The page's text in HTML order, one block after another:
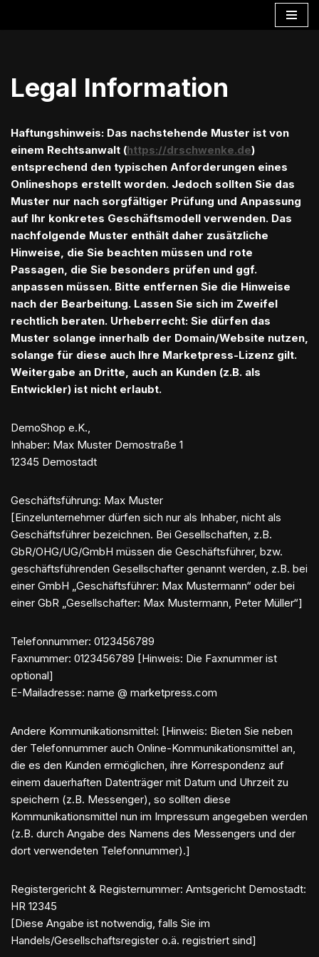
Legal Information
Haftungshinweis: Das nachstehende Muster ist von
einem Rechtsanwalt (https://drschwenke.de)
entsprechend den typischen Anforderungen eines
Onlineshops erstellt worden. Jedoch sollten Sie das
Muster nur nach sorgfältiger Prüfung und Anpassung
auf Ihr konkretes Geschäftsmodell verwenden. Das
nachfolgende Muster enthält daher zusätzliche
Hinweise, die Sie beachten müssen und rote
Passagen, die Sie besonders prüfen und ggf.
anpassen müssen. Bitte entfernen Sie die Hinweise
nach der Bearbeitung. Lassen Sie sich im Zweifel
rechtlich beraten. Urheberrecht: Sie dürfen das
Muster solange innerhalb der Domain/Website nutzen,
solange für diese auch Ihre Marketpress-Lizenz gilt.
Weitergabe an Dritte, auch an Kunden (z.B. als
Entwickler) ist nicht erlaubt.
DemoShop e.K.,
Inhaber: Max Muster Demostraße 1
12345 Demostadt
Geschäftsführung: Max Muster
[Einzelunternehmer dürfen sich nur als Inhaber, nicht als
Geschäftsführer bezeichnen. Bei Gesellschaften, z.B.
GbR/OHG/UG/GmbH müssen die Geschäftsführer, bzw.
geschäftsführenden Gesellschafter genannt werden, z.B. bei
einer GmbH „Geschäftsführer: Max Mustermann“ oder bei
einer GbR „Gesellschafter: Max Mustermann, Peter Müller“]
Telefonnummer: 0123456789
Faxnummer: 0123456789 [Hinweis: Die Faxnummer ist
optional]
E-Mailadresse: name @ marketpress.com
Andere Kommunikationsmittel: [Hinweis: Bieten Sie neben
der Telefonnummer auch Online-Kommunikationsmittel an,
die es den Kunden ermöglichen, ihre Korrespondenz auf
einem dauerhaften Datenträger mit Datum und Uhrzeit zu
speichern (z.B. Messenger), so sollten diese
Kommunikationsmittel nun im Impressum angegeben werden
(z.B. durch Angabe des Namens des Messengers und der
dort verwendeten Telefonnummer).]
Registergericht & Registernummer: Amtsgericht Demostadt:
HR 12345
[Diese Angabe ist notwendig, falls Sie im
Handels/Gesellschaftsregister o.ä. registriert sind]